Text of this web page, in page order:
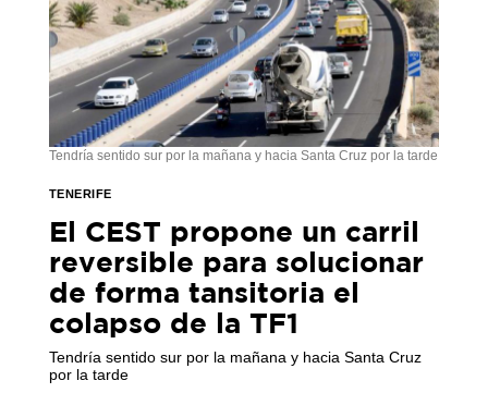
Tendría sentido sur por la mañana y hacia Santa Cruz por la tarde
TENERIFE
El CEST propone un carril
reversible para solucionar
de forma tansitoria el
colapso de la TF1
Tendría sentido sur por la mañana y hacia Santa Cruz
por la tarde